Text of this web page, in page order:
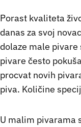
Porast kvaliteta
danas za svoj
dolaze male
pivare često
procvat novih
piva. Količine
U malim pivarama